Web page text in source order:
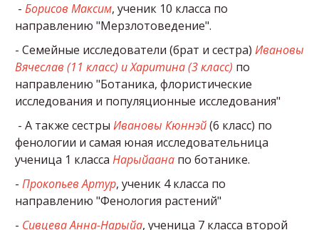
- Борисов Максим, ученик 10 класса по
направлению "Мерзлотоведение".
- Семейные исследователи (брат и сестра) Ивановы
Вячеслав (11 класс) и Харитина (3 класс) по
направлению "Ботаника, флористические
исследования и популяционные исследования"
- А также сестры Ивановы Кюннэй(6 класс) по
фенологии и самая юная исследовательница
ученица 1 класса Нарыйаана по ботанике.
- Прокопьев Артур, ученик 4 класса по
направлению "Фенология растений"
- Сивцева Анна-Нарыйа, ученица 7 класса второй